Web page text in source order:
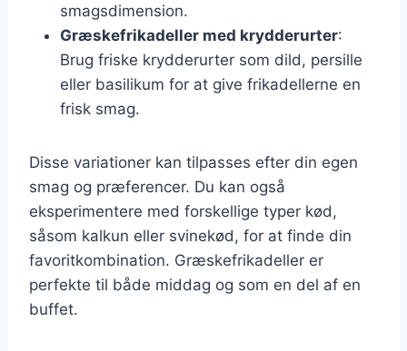
smagsdimension.
Græskefrikadeller med krydderurter:
Brug friske krydderurter som dild, persille
eller basilikum for at give frikadellerne en
frisk smag.
Disse variationer kan tilpasses efter din egen
smag og præferencer. Du kan også
eksperimentere med forskellige typer kød,
såsom kalkun eller svinekød, for at finde din
favoritkombination. Græskefrikadeller er
perfekte til både middag og som en del af en
buffet.